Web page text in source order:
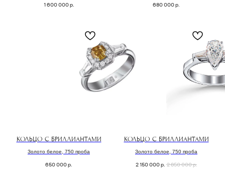
1 600 000р. 680 000р.
КОЛЬЦО С БРИЛЛИАНТАМИ
Золото белое, 750 проба
650 000р.
КОЛЬЦО С БРИЛЛИАНТАМИ
Золото белое, 750 проба
2 150 000р. 2 850 000р.
Заполните форму, и мы свяжемся с Вами,
чтобы назначить онлайн или офлайн встречу.
УКРАШЕНИЕ
Поможем с подбором украшения из коллекции